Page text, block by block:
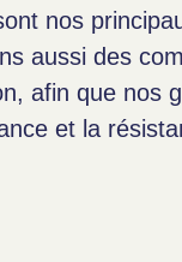
nos
aussi des
afin que nos
et la